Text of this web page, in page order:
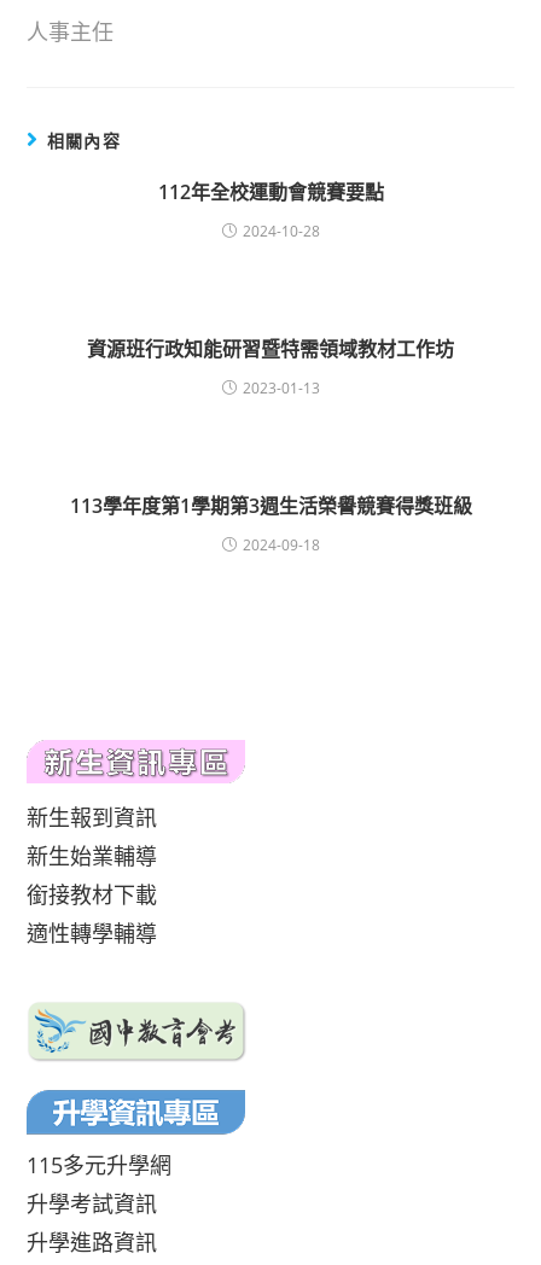
人事主任
相關內容
112年全校運動會競賽要點
2024-10-28
資源班行政知能研習暨特需領域教材工作坊
2023-01-13
113學年度第1學期第3週生活榮譽競賽得獎班級
2024-09-18
新生報到資訊
新生始業輔導
銜接教材下載
適性轉學輔導
115多元升學網
升學考試資訊
升學進路資訊